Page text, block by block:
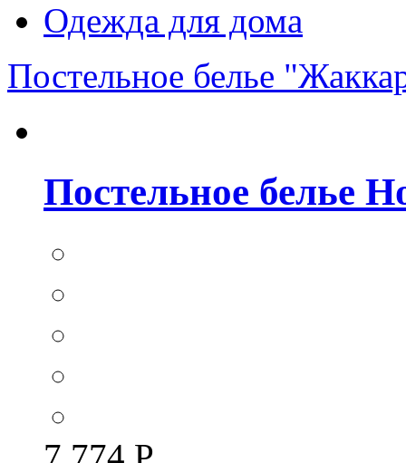
Одежда для дома
Постельное белье
Постельное белье